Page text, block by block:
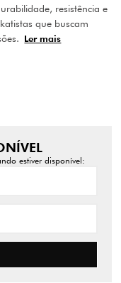
resistência e
que buscam
Ler mais
estiver disponível: